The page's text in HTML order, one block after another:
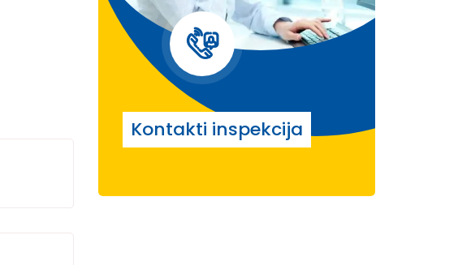
Kontakti inspekcija